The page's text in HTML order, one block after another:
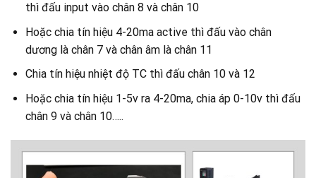
thì đấu input vào chân 8 và chân 10
Hoặc chia tín hiệu 4-20ma active thì đấu vào chân
dương là chân 7 và chân âm là chân 11
Chia tín hiệu nhiệt độ TC thì đấu chân 10 và 12
Hoặc chia tín hiệu 1-5v ra 4-20ma, chia áp 0-10v thì đấu
chân 9 và chân 10…..